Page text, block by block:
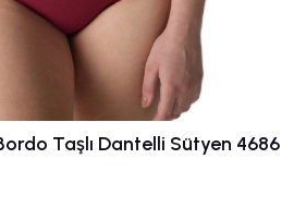
Taşlı Dantelli Sütyen 4686